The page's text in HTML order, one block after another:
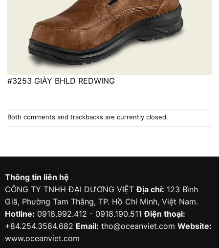
#3253 GIÀY BHLD REDWING
Both comments and trackbacks are currently closed.
Thông tin liên hệ
CÔNG TY TNHH ĐẠI DƯƠNG VIỆTĐịa chỉ: 123 Bình
Giã, Phường Tam Thắng, TP. Hồ Chí Minh, Việt Nam.
Hotline: 0918.992.412 - 0918.190.511Điện thoại:
+84.254.3584.682 Email: tho@oceanviet.com Website:
www.oceanviet.com